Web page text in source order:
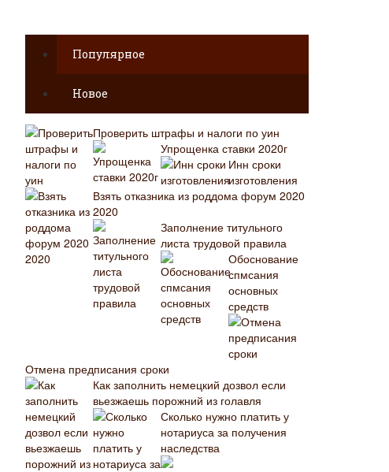
Популярное
Новое
Проверить штрафы и налоги по уин
Упрощенка ставки 2020г
Инн сроки
изготовления
Взять отказника из роддома форум 2020
2020
Заполнение титульного
листа трудовой правила
Обоснование
спмсания
основных
средств
Отмена предписания сроки
Как заполнить немецкий дозвол если
вьезжаешь порожний из голавля
Сколько нужно платить у
нотариуса за получения
наследства